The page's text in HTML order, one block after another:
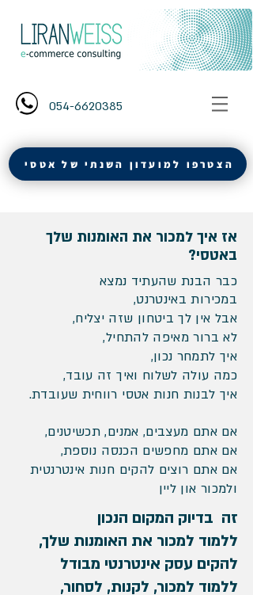
054-6620385
הצטרפו למועדון השנתי של אטסי
אז איך למכור את האומנות שלך
באטסי?
כבר הבנת שהעתיד נמצא
במכירות באינטרנט, ​
אבל אין לך ביטחון שזה יצליח,
לא ברור מאיפה להתחיל,
איך לתמחר נכון,
כמה עולה לשלוח ואיך זה עובד,
איך לבנות חנות אטסי רווחית שעובדת.
אם אתם מעצבים, אמנים, תכשיטנים,
אם אתם מחפשים הכנסה נוספת,
אם אתם רוצים להקים חנות אינטרנטית
ולמכור און ליין
זה בדיוק המקום הנכון
ללמוד למכור את האומנות שלך,
להקים עסק אינטרנטי מבודל
ללמוד למכור, לקנות, לסחור,